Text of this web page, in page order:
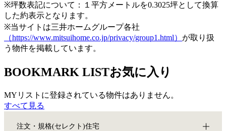
※坪数表記について：１平方メートルを0.3025坪として換算
した約表示となります。
※当サイトは三井ホームグループ各社
（https://www.mitsuihome.co.jp/privacy/group1.html） が取り扱
う物件を掲載しています。
BOOKMARK LISTお気に入り
MYリストに登録されている物件はありません。
すべて見る
注文・規格(セレクト)住宅